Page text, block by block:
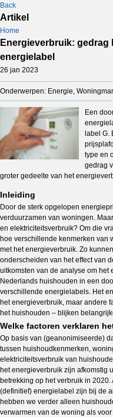
Back
Artikel
Home
Energieverbruik: gedrag
energielabel
26 jan 2023
Onderwerpen: Energie,
Een
label G.
type en
gedrag
groter gedeelte van het
Inleiding
Door de sterk opgelopen
verduurzamen van woningen.
en elektriciteitsverbruik? Om die
hoe verschillende kenmerken van
met het energieverbruik. Zo
onderscheiden van het effect van
uitkomsten van de analyse om
Nederlands huishouden in een
verschillende energielabels. Het
het energieverbruik, maar andere
het huishouden – blijken
Welke factoren verklaren
Op basis van (geanonimiseerde)
tussen huishoudkenmerken,
elektriciteitsverbruik van
het energieverbruik zijn afkomstig
betrekking op het verbruik in
(definitief) energielabel zijn bij de
hebben we verder alleen
verwarmen van de woning als